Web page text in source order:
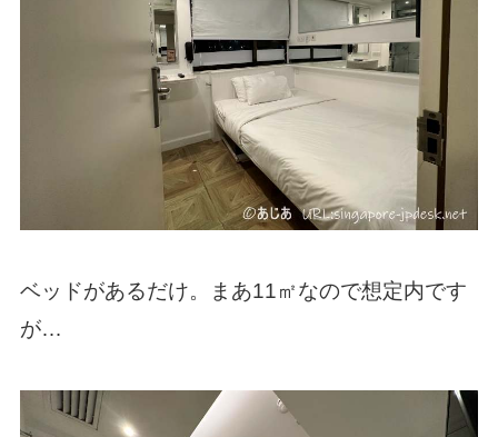
ベッドがあるだけ。まあ11㎡なので想定内です
が…